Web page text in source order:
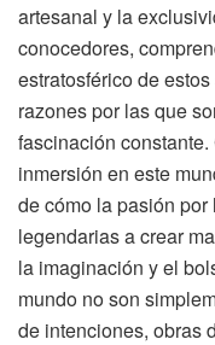
artesanal y la
conocedores,
estratosférico de
razones por las que
fascinación
inmersión en este
de cómo la pasión
legendarias a crear
la imaginación y el
mundo no son
de intenciones, obras